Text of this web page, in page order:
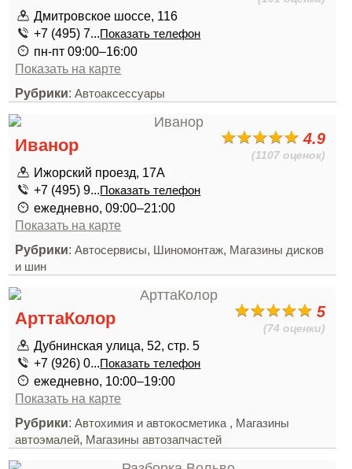
Дмитровское шоссе, 116
+7 (495) 7...Показать телефон
пн-пт 09:00–16:00
Показать на карте
Рубрики:Автоаксессуары
4.9
(1107 оценок)
Иванор
Ижорский проезд, 17А
+7 (495) 9...Показать телефон
ежедневно, 09:00–21:00
Показать на карте
Рубрики:Автосервисы, Шиномонтаж, Магазины дисков
и шин
5
(74 оценки)
АрттаКолор
Дубнинская улица, 52, стр. 5
+7 (926) 0...Показать телефон
ежедневно, 10:00–19:00
Показать на карте
Рубрики:Автохимия и автокосметика , Магазины
автоэмалей, Магазины автозапчастей